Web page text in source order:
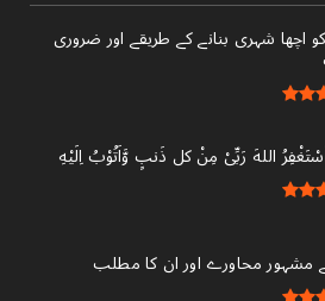
اچھا شہری بنانے کے طریقے اور ضروری
مشہور محاورے اور ان کا مطلب